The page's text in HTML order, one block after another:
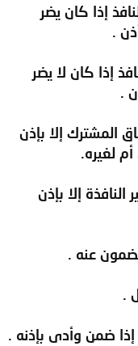
إذا كان يضر
.
إذا كان لا يضر
.
المشترك إلا بإذن
لغيره.
إلا بإذن